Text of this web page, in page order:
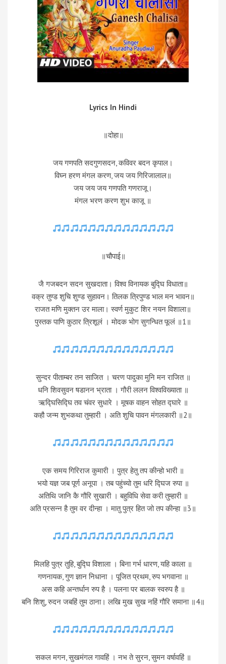
Lyrics In Hindi
॥दोहा॥
जय गणपति सदगुणसदन, कविवर बदन कृपाल।
विघ्न हरण मंगल करण, जय जय गिरिजालाल॥
जय जय जय गणपति गणराजू।
मंगल भरण करण शुभ काजू ॥
॥चौपाई॥
जै गजबदन सदन सुखदाता। विश्व विनायक बुद्घि विधाता॥
वक्र तुण्ड शुचि शुण्ड सुहावन। तिलक त्रिपुण्ड भाल मन भावन॥
राजत मणि मुक्तन उर माला। स्वर्ण मुकुट शिर नयन विशाला॥
पुस्तक पाणि कुठार त्रिशूलं । मोदक भोग सुगन्धित फूलं ॥1॥
सुन्दर पीताम्बर तन साजित । चरण पादुका मुनि मन राजित ॥
धनि शिवसुवन षडानन भ्राता । गौरी ललन विश्वविख्याता ॥
ऋद्घिसिद्घि तव चंवर सुधारे । मूषक वाहन सोहत द्घारे ॥
कहौ जन्म शुभकथा तुम्हारी । अति शुचि पावन मंगलकारी ॥2॥
एक समय गिरिराज कुमारी । पुत्र हेतु तप कीन्हो भारी ॥
भयो यज्ञ जब पूर्ण अनूपा । तब पहुंच्यो तुम धरि द्घिज रुपा ॥
अतिथि जानि कै गौरि सुखारी । बहुविधि सेवा करी तुम्हारी ॥
अति प्रसन्न है तुम वर दीन्हा । मातु पुत्र हित जो तप कीन्हा ॥3॥
मिलहि पुत्र तुहि, बुद्घि विशाला । बिना गर्भ धारण, यहि काला ॥
गणनायक, गुण ज्ञान निधाना । पूजित प्रथम, रुप भगवाना ॥
अस कहि अन्तर्धान रुप है । पलना पर बालक स्वरुप है ॥
बनि शिशु, रुदन जबहिं तुम ठाना। लखि मुख सुख नहिं गौरि समाना ॥4॥
सकल मगन, सुखमंगल गावहिं । नभ ते सुरन, सुमन वर्षावहिं ॥